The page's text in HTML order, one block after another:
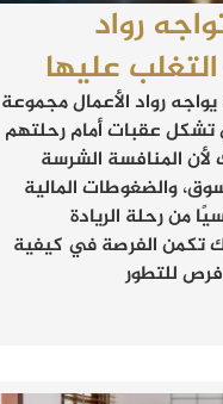
رواد
عليها
رواد الأعمال مجموعة
تشكل عقبات أمام رحلتهم
لأن المنافسة الشرسة
والضغوطات المالية
من رحلة الريادة
تكمن الفرصة في كيفية
للتطور